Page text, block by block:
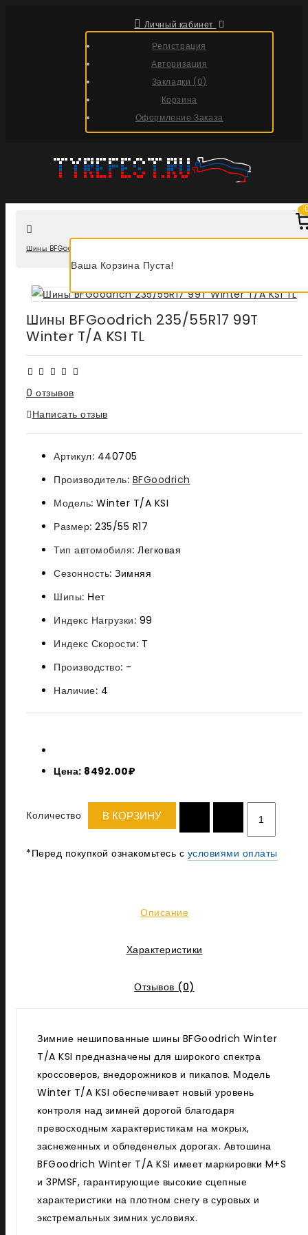
Личный кабинет
Регистрация
Авторизация
Закладки (0)
Корзина
Оформление Заказа
Ваша Корзина Пуста!
Шины BFGoodrich 235/55R17 99T Winter T/A KSI TL
Шины BFGoodrich 235/55R17 99T
Winter T/A KSI TL
0 отзывов
Написать отзыв
Артикул: 440705
Производитель: BFGoodrich
Модель: Winter T/A KSI
Размер: 235/55 R17
Тип автомобиля: Легковая
Сезонность: Зимняя
Шипы: Нет
Индекс Нагрузки: 99
Индекс Скорости: T
Производство: -
Наличие: 4
Цена: 8492.00₽
Количество В КОРЗИНУ
*Перед покупкой ознакомьтесь с условиями оплаты
Описание
Характеристики
Отзывов (0)
Зимние нешипованные шины BFGoodrich Winter
T/A KSI предназначены для широкого спектра
кроссоверов, внедорожников и пикапов. Модель
Winter T/A KSI обеспечивает новый уровень
контроля над зимней дорогой благодаря
превосходным характеристикам на мокрых,
заснеженных и обледенелых дорогах. Автошина
BFGoodrich Winter T/A KSI имеет маркировки M+S
и 3PMSF, гарантирующие высокие сцепные
характеристики на плотном снегу в суровых и
экстремальных зимних условиях.